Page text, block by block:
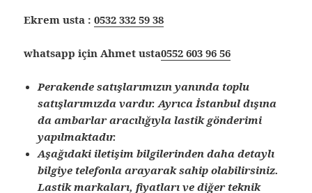
Ekrem usta :0532 332 59 38
whatsapp için Ahmet usta0552 603 96 56
Perakende satışlarımızın yanında toplu
satışlarımızda vardır. Ayrıca İstanbul dışına
da ambarlar aracılığıyla lastik gönderimi
yapılmaktadır.
Aşağıdaki iletişim bilgilerinden daha detaylı
bilgiye telefonla arayarak sahip olabilirsiniz.
Lastik markaları, fiyatları ve diğer teknik